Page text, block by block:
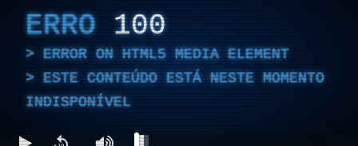
ERRO 100
ERROR ON HTML5 MEDIA ELEMENT
ESTE CONTEÚDO ESTÁ NESTE MOMENTO
INDISPONÍVEL